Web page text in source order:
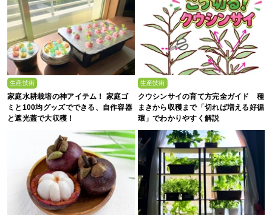
生産技術
家庭水耕栽培の神アイテム！ 家庭ゴ
ミと100均グッズでできる、自作容器
と遮光蓋で大収穫！
生産技術
クウシンサイの育て方完全ガイド 種
まきから収穫まで「切れば増える好循
環」でわかりやすく解説